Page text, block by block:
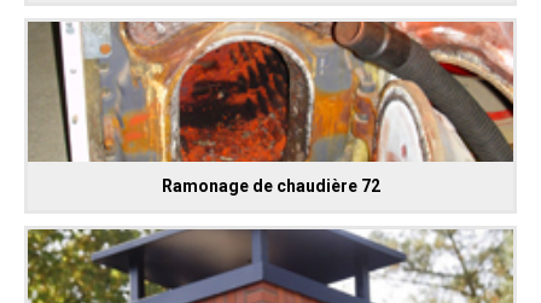
Ramonage de chaudière 72